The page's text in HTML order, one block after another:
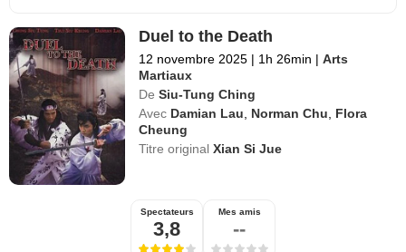
Duel to the Death
12 novembre 2025 | 1h 26min | Arts
Martiaux
De Siu-Tung Ching
Avec Damian Lau, Norman Chu, Flora
Cheung
Titre originalXian Si Jue
Spectateurs
3,8
Mes amis
--